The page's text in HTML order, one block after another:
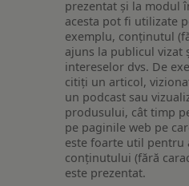
prezentat și la modul
acesta pot fi utilizate
exemplu, conținutul
ajuns la publicul vizat
intereselor dvs. De
citiți un articol,
un podcast sau
produsului, cât timp
pe paginile web pe
este foarte util pentru
conținutului (fără
este prezentat.